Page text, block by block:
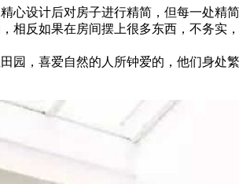
设计后对房子进行精简，但每一处精
反如果在房间摆上很多东西，不务实
，喜爱自然的人所钟爱的，他们身处